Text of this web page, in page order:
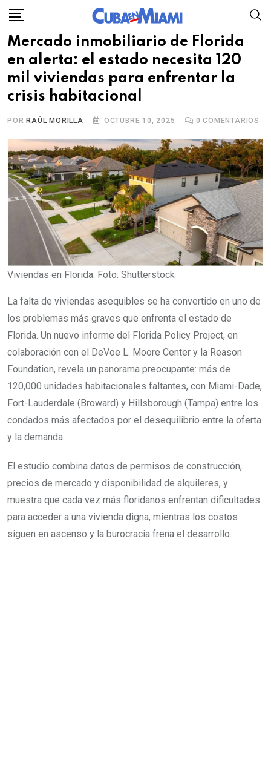
Skip
content
Mercado inmobiliario de Florida
en alerta: el estado necesita 120
mil viviendas para enfrentar la
crisis habitacional
POR RAÚL MORILLA OCTUBRE 10, 2025 0 COMENTARIOS
Viviendas en Florida. Foto: Shutterstock
La falta de viviendas asequibles se ha convertido en uno de
los problemas más graves que enfrenta el estado de
Florida. Un nuevo informe del Florida Policy Project, en
colaboración con el DeVoe L. Moore Center y la Reason
Foundation, revela un panorama preocupante: más de
120,000 unidades habitacionales faltantes, con Miami-Dade,
Fort-Lauderdale (Broward) y Hillsborough (Tampa) entre los
condados más afectados por el desequilibrio entre la oferta
y la demanda.
El estudio combina datos de permisos de construcción,
precios de mercado y disponibilidad de alquileres, y
muestra que cada vez más floridanos enfrentan dificultades
para acceder a una vivienda digna, mientras los costos
siguen en ascenso y la burocracia frena el desarrollo.